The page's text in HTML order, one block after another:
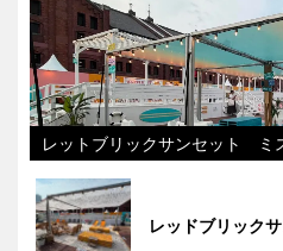
レットブリックサンセット ミ
レッドブリック